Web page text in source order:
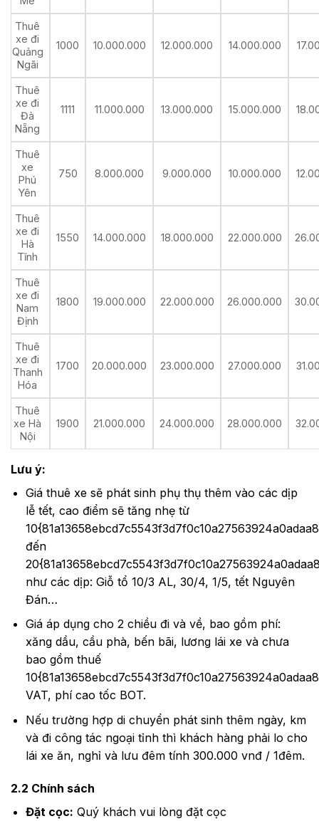
Thuê
xe đi
Quảng
Ngãi
1000 10.000.000 12.000.000 14.000.000
Thuê
xe đi
Đà
Nẵng
1111 11.000.000 13.000.000 15.000.000
Thuê
xe
Phú
Yên
750 8.000.000 9.000.000 10.000.000
Thuê
xe đi
Hà
Tĩnh
1550 14.000.000 18.000.000 22.000.000
Thuê
xe đi
Nam
Định
1800 19.000.000 22.000.000 26.000.000
Thuê
xe đi
Thanh
Hóa
1700 20.000.000 23.000.000 27.000.000
Thuê
xe Hà
Nội
1900 21.000.000 24.000.000 28.000.000
Lưu ý:
Giá thuê xe sẽ phát sinh phụ thụ thêm vào các dịp
lễ tết, cao điểm sẽ tăng nhẹ từ
đến
như các dịp: Giỗ tổ 10/3 AL, 30/4, 1/5, tết Nguyên
Đán…
Giá áp dụng cho 2 chiều đi và về, bao gồm phí:
xăng dầu, cầu phà, bến bãi, lương lái xe và chưa
bao gồm thuế
VAT, phí cao tốc BOT.
Nếu trường hợp di chuyển phát sinh thêm ngày, km
và đi công tác ngoại tỉnh thì khách hàng phải lo cho
lái xe ăn, nghỉ và lưu đêm tính 300.000 vnđ / 1đêm.
2.2 Chính sách
Đặt cọc: Quý khách vui lòng đặt cọc